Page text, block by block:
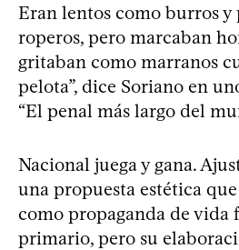
Eran lentos como burros y
roperos, pero marcaban
gritaban como marranos
pelota”, dice Soriano en
“El penal más largo del
Nacional juega y gana.
una propuesta estética
como propaganda de vida
primario, pero su